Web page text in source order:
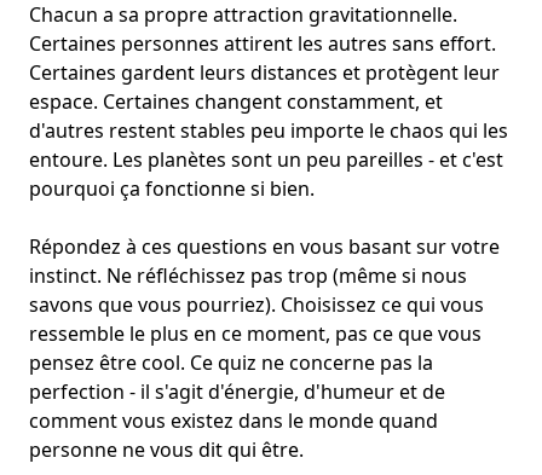
Chacun a sa propre attraction gravitationnelle.
Certaines personnes attirent les autres sans effort.
Certaines gardent leurs distances et protègent leur
espace. Certaines changent constamment, et
d'autres restent stables peu importe le chaos qui les
entoure. Les planètes sont un peu pareilles - et c'est
pourquoi ça fonctionne si bien.
Répondez à ces questions en vous basant sur votre
instinct. Ne réfléchissez pas trop (même si nous
savons que vous pourriez). Choisissez ce qui vous
ressemble le plus en ce moment, pas ce que vous
pensez être cool. Ce quiz ne concerne pas la
perfection - il s'agit d'énergie, d'humeur et de
comment vous existez dans le monde quand
personne ne vous dit qui être.